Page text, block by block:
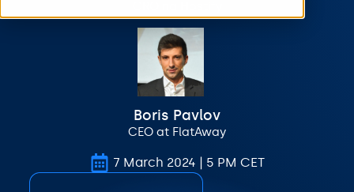
Boris Pavlov
CEO at FlatAway
7 March 2024 | 5 PM CET